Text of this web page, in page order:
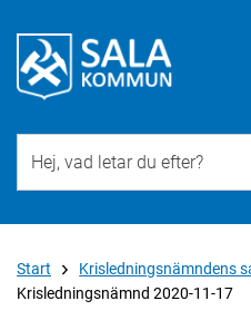
Start
Krisledningsnämndens
Krisledningsnämnd 2020-11-17